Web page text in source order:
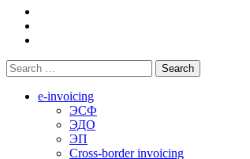
e-invoicing
ЭСФ
ЭДО
ЭП
Cross-border invoicing